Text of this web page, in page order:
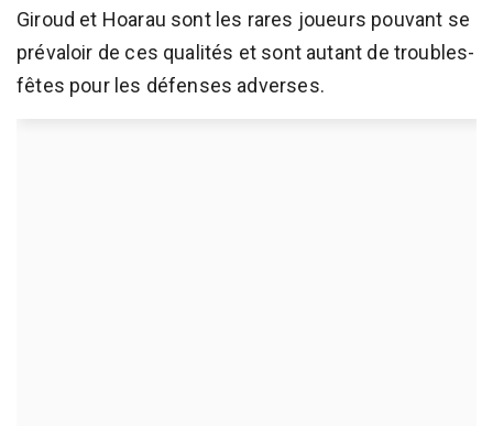
Giroud et Hoarau sont les rares joueurs pouvant se
prévaloir de ces qualités et sont autant de troubles-
fêtes pour les défenses adverses.